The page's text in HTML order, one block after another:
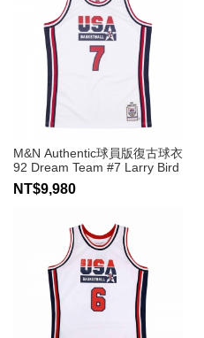
M&N Authentic球員版復古球衣
92 Dream Team #7 Larry Bird
NT$9,980